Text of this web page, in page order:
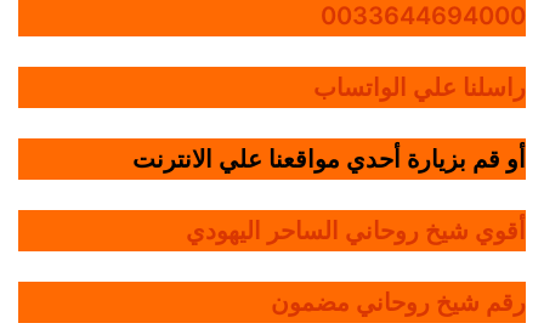
0033644694000
راسلنا علي الواتساب
أو قم بزيارة أحدي مواقعنا علي الانترنت
أقوي شيخ روحاني الساحر اليهودي
رقم شيخ روحاني مضمون